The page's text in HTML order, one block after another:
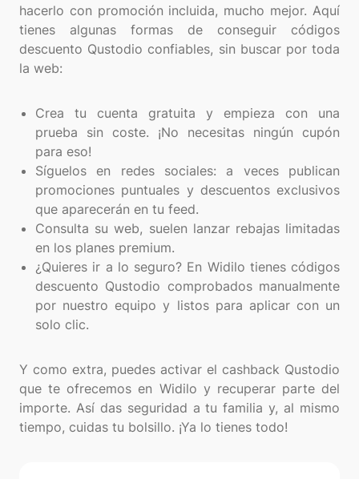
hacerlo con promoción incluida, mucho mejor. Aquí
tienes algunas formas de conseguir códigos
descuento Qustodio confiables, sin buscar por toda
la web:
Crea tu cuenta gratuita y empieza con una
prueba sin coste. ¡No necesitas ningún cupón
para eso!
Síguelos en redes sociales: a veces publican
promociones puntuales y descuentos exclusivos
que aparecerán en tu feed.
Consulta su web, suelen lanzar rebajas limitadas
en los planes premium.
¿Quieres ir a lo seguro? En Widilo tienes códigos
descuento Qustodio comprobados manualmente
por nuestro equipo y listos para aplicar con un
solo clic.
Y como extra, puedes activar el cashback Qustodio
que te ofrecemos en Widilo y recuperar parte del
importe. Así das seguridad a tu familia y, al mismo